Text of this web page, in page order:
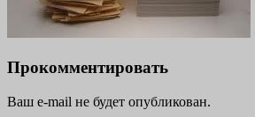
Прокомментировать
Ваш e-mail не будет опубликован.